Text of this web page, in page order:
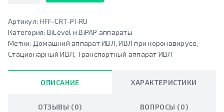
Артикул:HFF-CRT-PI-RU
Категория: BiLevel и BiPAP аппараты
Метки: Домашний аппарат ИВЛ,ИВЛ при коронавирусе,
Стационарный ИВЛ, Транспортный аппарат ИВЛ
ОПИСАНИЕ ХАРАКТЕРИСТИКИ
ОТЗЫВЫ (0) ВОПРОСЫ (0)